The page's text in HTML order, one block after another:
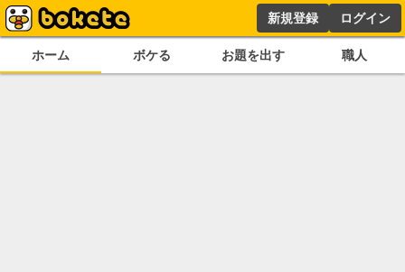
新規登録 ログイン
ホーム ボケる お題を出す 職人